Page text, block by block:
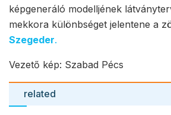
képgeneráló modelljének
mekkora különbséget jelentene a
Szegeder.
Vezető kép: Szabad Pécs
related